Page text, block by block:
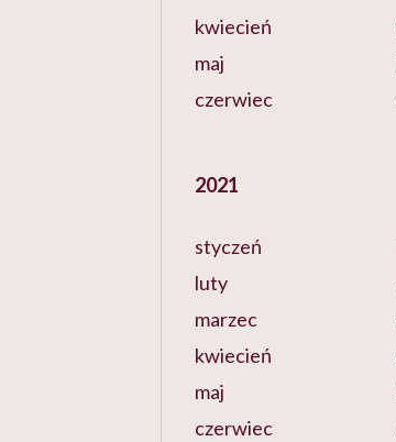
kwiecień
maj
czerwiec
2021
styczeń
luty
marzec
kwiecień
maj
czerwiec